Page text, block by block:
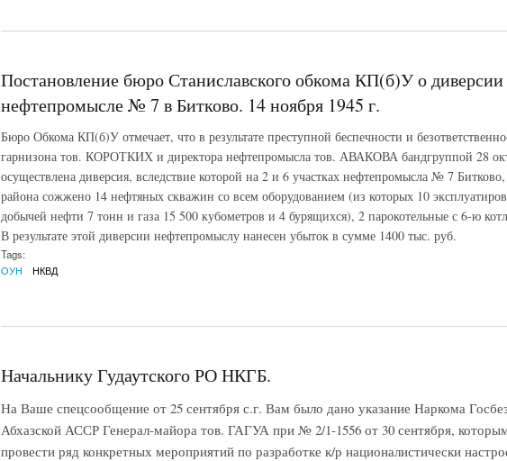
Постановление бюро Станиславского обкома КП(б)У о
нефтепромысле № 7 в Битково. 14 ноября 1945 г.
Бюро Обкома КП(б)У отмечает, что в результате преступной беспечности и
гарнизона тов. КОРОТКИХ и директора нефтепромысла тов. АВАКОВА бандгруппой 28
осуществлена диверсия, вследствие которой на 2 и 6 участках нефтепромысла № 7
района сожжено 14 нефтяных скважин со всем оборудованием (из которых 10
добычей нефти 7 тонн и газа 15 500 кубометров и 4 бурящихся), 2 парокотельные с 6-ю
В результате этой диверсии нефтепромыслу нанесен убыток в сумме 1400 тыс. руб.
Tags:
ОУН
НКВД
Начальнику Гудаутского РО НКГБ.
На Ваше спецсообщение от 25 сентября с.г. Вам было дано указание Наркома
Абхазской АССР Генерал-майора тов. ГАГУА при № 2/1-1556 от 30 сентября,
провести ряд конкретных мероприятий по разработке к/р националистически